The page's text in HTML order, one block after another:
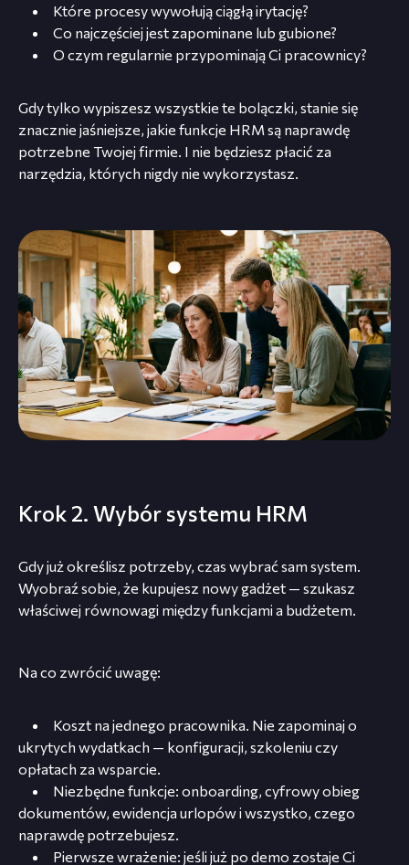
Które procesy wywołują ciągłą irytację?
Co najczęściej jest zapominane lub gubione?
O czym regularnie przypominają Ci pracownicy?
Gdy tylko wypiszesz wszystkie te bolączki, stanie się
znacznie jaśniejsze, jakie funkcje HRM są naprawdę
potrzebne Twojej firmie. I nie będziesz płacić za
narzędzia, których nigdy nie wykorzystasz.
Krok 2. Wybór systemu HRM
Gdy już określisz potrzeby, czas wybrać sam system.
Wyobraź sobie, że kupujesz nowy gadżet — szukasz
właściwej równowagi między funkcjami a budżetem.
Na co zwrócić uwagę:
Koszt na jednego pracownika. Nie zapominaj o
ukrytych wydatkach — konfiguracji, szkoleniu czy
opłatach za wsparcie.
Niezbędne funkcje: onboarding, cyfrowy obieg
dokumentów, ewidencja urlopów i wszystko, czego
naprawdę potrzebujesz.
Pierwsze wrażenie: jeśli już po demo zostaje Ci